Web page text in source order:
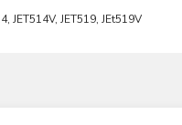
JET514V, JET519, JEt519V